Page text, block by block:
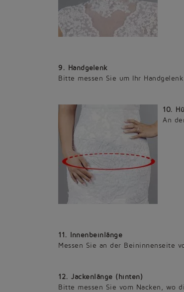
9. Handgelenk
Bitte messen Sie um Ihr
10.
An
11. Innenbeinlänge
Messen Sie an der Beininnenseite
12. Jackenlänge (hinten)
Bitte messen Sie vom Nacken, wo